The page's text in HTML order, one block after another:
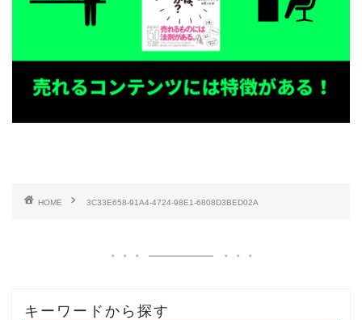
HOME 3C33E658-91A4-4724-98E1-6808D3BED02A
キーワードから探す